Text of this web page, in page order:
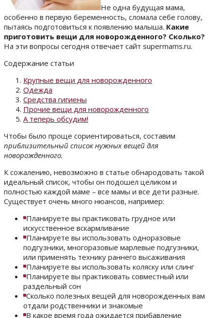
Не одна будущая мама,
особенно в первую беременность, сломала себе голову,
пытаясь подготовиться к появлению малыша. Какие
приготовить вещи для новорожденного? Сколько?
На эти вопросы сегодня отвечает сайт supermams.ru.
Содержание статьи
Крупные вещи для новорожденного
Одежда
Средства гигиены
Прочие вещи для новорожденного
А теперь обсудим!
Чтобы было проще сориентироваться, составим
приблизительный список нужных вещей для
новорожденного.
К сожалению, невозможно в статье обнародовать такой
идеальный список, чтобы он подошел целиком и
полностью каждой маме – все мамы и все дети разные.
Существует очень много нюансов, например:
Планируете вы практиковать грудное или
искусственное вскармливание
Планируете вы использовать одноразовые
подгузники, многоразовые марлевые подгузники,
или применять технику раннего высаживания
Планируете вы использовать коляску или слинг
Планируете вы практиковать совместный или
раздельный сон
Сколько полезных вещей для новорожденных вам
отдали родственники и знакомые
В какое время года ожидается прибавление